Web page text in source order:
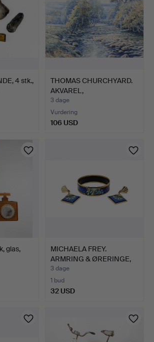
4 stk.,
THOMAS CHURCHYARD.
AKVAREL,
Landskabsmotiv…
3 dage
Vurdering
106 USD
glas,
MICHAELA FREY.
ARMRING & ØRERINGE,
Michael…
3 dage
1 bud
32 USD